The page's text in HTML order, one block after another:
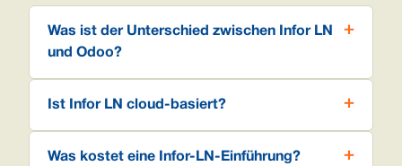
Was ist der Unterschied zwischen Infor LN
und Odoo?
Ist Infor LN cloud-basiert?
Was kostet eine Infor-LN-Einführung?